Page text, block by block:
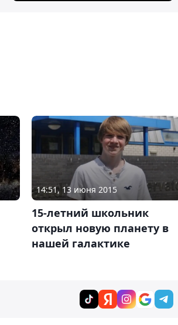
14:51, 13 июня 2015
15-летний школьник
открыл новую планету в
нашей галактике